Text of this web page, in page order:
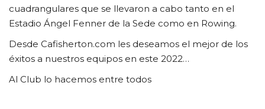
cuadrangulares que se llevaron a cabo tanto en el
Estadio Ángel Fenner de la Sede como en Rowing.
Desde Cafisherton.com les deseamos el mejor de los
éxitos a nuestros equipos en este 2022…
Al Club lo hacemos entre todos